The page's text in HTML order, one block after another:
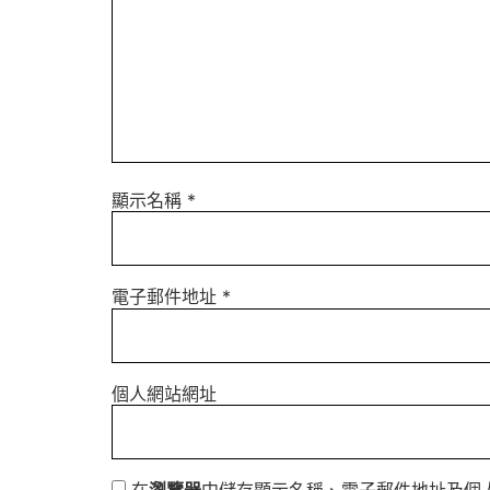
顯示名稱 *
電子郵件地址 *
個人網站網址